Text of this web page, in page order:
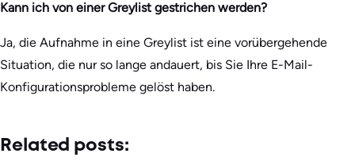
Kann ich von einer Greylist gestrichen werden?
Ja, die Aufnahme in eine Greylist ist eine vorübergehende
Situation, die nur so lange andauert, bis Sie Ihre E-Mail-
Konfigurationsprobleme gelöst haben.
Related posts: